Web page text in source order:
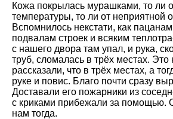
Кожа покрылась мурашками, то ли
температуры, то ли от неприятной
Вспомнилось некстати, как
подвалам строек и всяким
с нашего двора там упал, и рука,
труб, сломалась в трёх местах.
рассказали, что в трёх местах, а
руке и повис. Благо почти сразу
Доставали его пожарники из
с криками прибежали за помощью.
нам тогда.